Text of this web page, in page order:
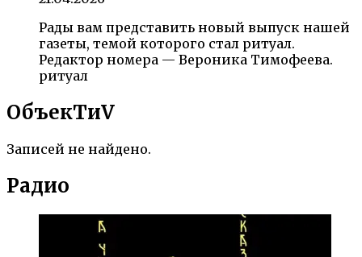
Рады вам представить новый выпуск нашей
газеты, темой которого стал ритуал.
Редактор номера — Вероника Тимофеева.
ритуал
ОбъекTиV
Записей не найдено.
Радио